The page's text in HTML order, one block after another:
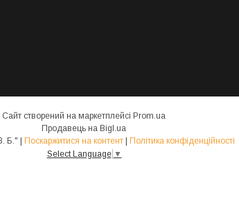
Сайт створений на маркетплейсі Prom.ua
Продавець на Bigl.ua
Поскаржитися на контент
Політика конфіденційності
Select Language ▼